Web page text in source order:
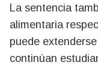
La sentencia
alimentaria
puede
continúan